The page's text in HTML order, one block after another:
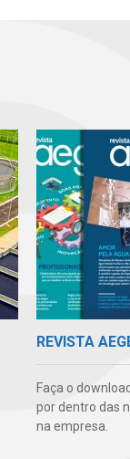
REVISTA
Faça o
por dentro das
na empresa.